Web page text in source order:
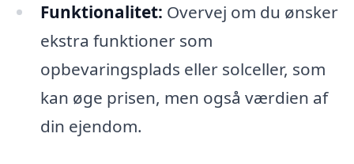
Funktionalitet: Overvej om du ønsker
ekstra funktioner som
opbevaringsplads eller solceller, som
kan øge prisen, men også værdien af
din ejendom.